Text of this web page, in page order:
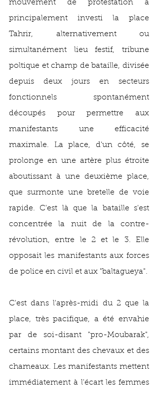
mouvement de protestation a
principalement investi la place
Tahrir, alternativement ou
simultanément lieu festif, tribune
poltique et champ de bataille, divisée
depuis deux jours en secteurs
fonctionnels spontanément
découpés pour permettre aux
manifestants une efficacité
maximale. La place, d'un côté, se
prolonge en une artère plus étroite
aboutissant à une deuxième place,
que surmonte une bretelle de voie
rapide. C'est là que la bataille s'est
concentrée la nuit de la contre-
révolution, entre le 2 et le 3. Elle
opposait les manifestants aux forces
de police en civil et aux "baltagueya".
C'est dans l'après-midi du 2 que la
place, très pacifique, a été envahie
par de soi-disant "pro-Moubarak",
certains montant des chevaux et des
chameaux. Les manifestants mettent
immédiatement à l'écart les femmes